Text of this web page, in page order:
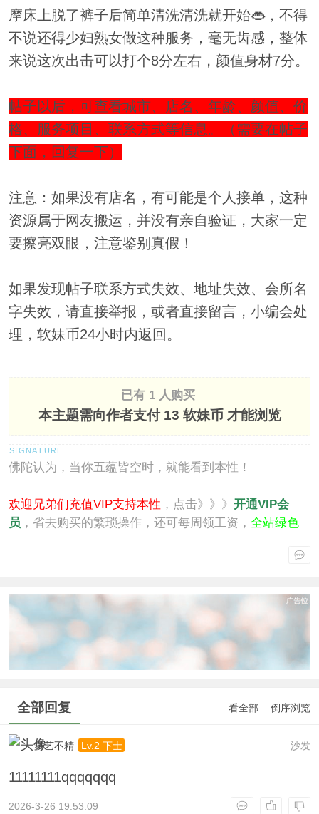
摩床上脱了裤子后简单清洗清洗就开始👄，不得
不说还得少妇熟女做这种服务，毫无齿感，整体
来说这次出击可以打个8分左右，颜值身材7分。
帖子以后，可查看城市、店名、年龄、颜值、价
格、服务项目、联系方式等信息。（需要在帖子
下面，回复一下）
注意：如果没有店名，有可能是个人接单，这种
资源属于网友搬运，并没有亲自验证，大家一定
要擦亮双眼，注意鉴别真假！
如果发现帖子联系方式失效、地址失效、会所名
字失效，请直接举报，或者直接留言，小编会处
理，软妹币24小时内返回。
已有 1 人购买
本主题需向作者支付 13 软妹币 才能浏览
佛陀认为，当你五蕴皆空时，就能看到本性！
欢迎兄弟们充值VIP支持本性 ，点击》》》 开通VIP会
员 ，省去购买的繁琐操作，还可每周领工资， 全站绿色
全部回复 看全部 倒序浏览
沙发
舞艺不精 Lv.2 下士
11111111qqqqqqq
2026-3-26 19:53:09